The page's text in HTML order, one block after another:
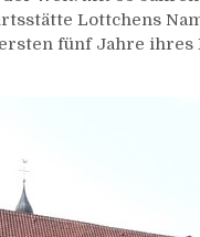
Lottchens
fünf Jahre ihres